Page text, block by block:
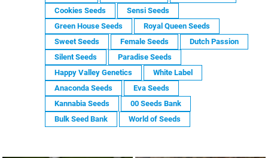
Cookies Seeds
Sensi Seeds
Green House Seeds
Royal Queen Seeds
Sweet Seeds
Female Seeds
Dutch Passion
Silent Seeds
Paradise Seeds
Happy Valley Genetics
White Label
Anaconda Seeds
Eva Seeds
Kannabia Seeds
00 Seeds Bank
Bulk Seed Bank
World of Seeds